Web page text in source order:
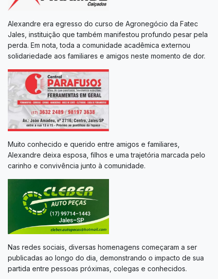
Alexandre era egresso do curso de Agronegócio da Fatec
Jales, instituição que também manifestou profundo pesar pela
perda. Em nota, toda a comunidade acadêmica externou
solidariedade aos familiares e amigos neste momento de dor.
Muito conhecido e querido entre amigos e familiares,
Alexandre deixa esposa, filhos e uma trajetória marcada pelo
carinho e convivência junto à comunidade.
Nas redes sociais, diversas homenagens começaram a ser
publicadas ao longo do dia, demonstrando o impacto de sua
partida entre pessoas próximas, colegas e conhecidos.